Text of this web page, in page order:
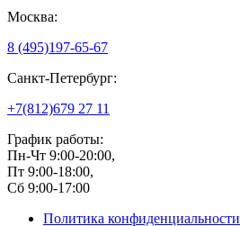
Москва:
8 (495)197-65-67
Санкт-Петербург:
+7(812)679 27 11
График работы:
Пн-Чт 9:00-20:00,
Пт 9:00-18:00,
Сб 9:00-17:00
Политика конфиденциальности